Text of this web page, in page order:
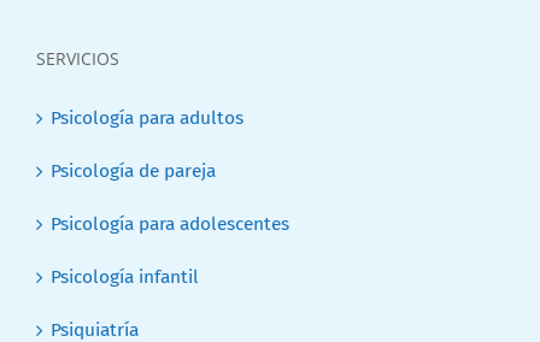
SERVICIOS
Psicología para adultos
Psicología de pareja
Psicología para adolescentes
Psicología infantil
Psiquiatría